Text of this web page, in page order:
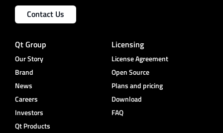
Contact Us
Qt Group
Our Story
Brand
News
Careers
Investors
Qt Products
Licensing
License Agreement
Open Source
Plans and pricing
Download
FAQ